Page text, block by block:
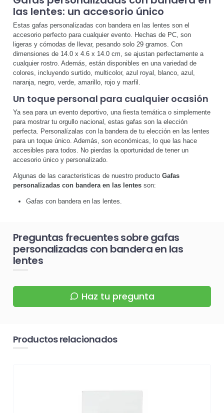
las lentes: un accesorio único
Estas gafas personalizadas con bandera en las lentes son el
accesorio perfecto para cualquier evento. Hechas de PC, son
ligeras y cómodas de llevar, pesando solo 29 gramos. Con
dimensiones de 14.0 x 4.6 x 14.0 cm, se ajustan perfectamente a
cualquier rostro. Además, están disponibles en una variedad de
colores, incluyendo surtido, multicolor, azul royal, blanco, azul,
naranja, negro, verde, amarillo, rojo y marfil.
Un toque personal para cualquier ocasión
Ya sea para un evento deportivo, una fiesta temática o simplemente
para mostrar tu orgullo nacional, estas gafas son la elección
perfecta. Personalízalas con la bandera de tu elección en las lentes
para un toque único. Además, son económicas, lo que las hace
accesibles para todos. No pierdas la oportunidad de tener un
accesorio único y personalizado.
Algunas de las caracteristicas de nuestro producto Gafas
personalizadas con bandera en las lentes son:
Gafas con bandera en las lentes.
Preguntas frecuentes sobre gafas
personalizadas con bandera en las
lentes
Haz tu pregunta
Productos relacionados